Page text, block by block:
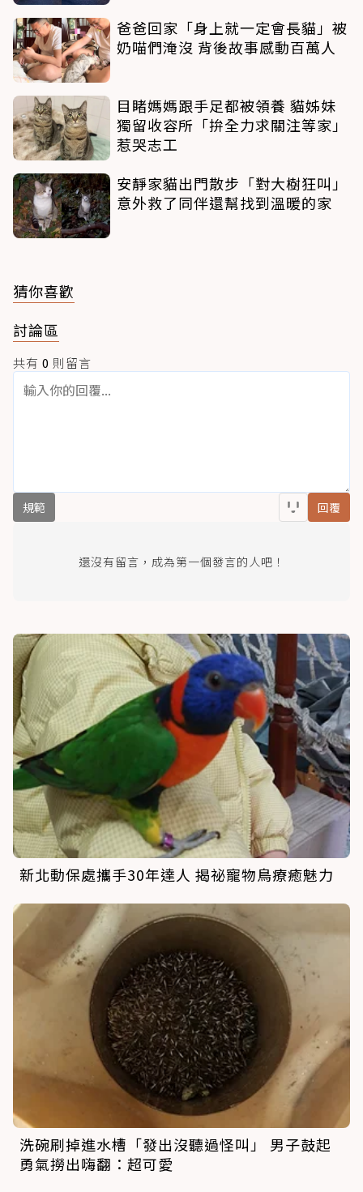
爸爸回家「身上就一定會長貓」被
奶喵們淹沒 背後故事感動百萬人
目睹媽媽跟手足都被領養 貓姊妹
獨留收容所「拚全力求關注等家」
惹哭志工
安靜家貓出門散步「對大樹狂叫」
意外救了同伴還幫找到溫暖的家
猜你喜歡
討論區
共有 0 則留言
規範 回覆
還沒有留言，成為第一個發言的人吧！
新北動保處攜手30年達人 揭祕寵物鳥療癒魅力
洗碗刷掉進水槽「發出沒聽過怪叫」 男子鼓起
勇氣撈出嗨翻：超可愛